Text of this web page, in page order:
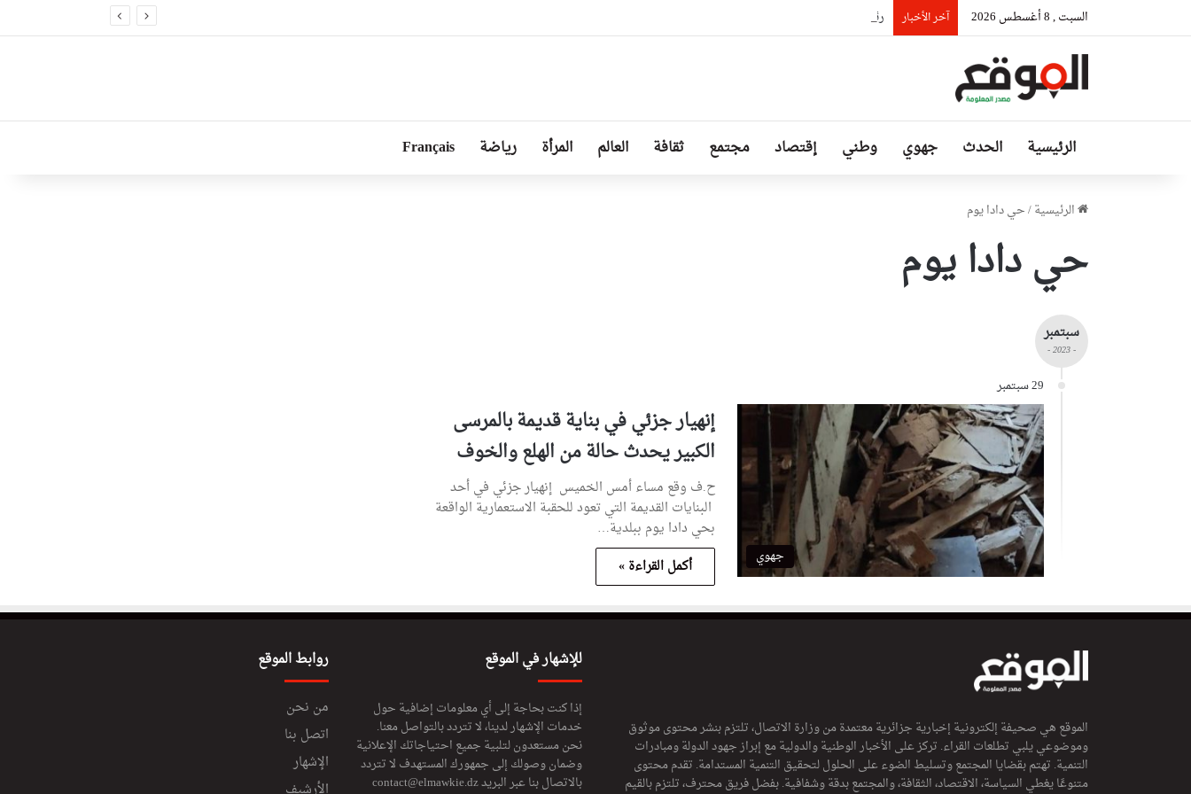
السبت , 8 أغسطس 2026 آخر الأخبار رئيس حكومة مالي: لا توجد أزمة مع الجزائر وهناك تقارب تام في وجهات النظر مع الرئيس تبون
الرئيسية الحدث جهوي وطني إقتصاد مجتمع ثقافة العالم المرأة رياضة Français
الرئيسية/حي دادا يوم
حي دادا يوم
سبتمبر
- 2023 -
29 سبتمبر
جهوي
إنهيار جزئي في بناية قديمة بالمرسى
الكبير يحدث حالة من الهلع والخوف
ح.ف وقع مساء أمس الخميس إنهيار جزئي في أحد
البنايات القديمة التي تعود للحقبة الاستعمارية الواقعة
بحي دادا يوم ببلدية…
أكمل القراءة »
الموقع هي صحيفة إلكترونية إخبارية جزائرية معتمدة من وزارة الاتصال، تلتزم بنشر محتوى موثوق
وموضوعي يلبي تطلعات القراء. تركز على الأخبار الوطنية والدولية مع إبراز جهود الدولة ومبادرات
التنمية. تهتم بقضايا المجتمع وتسليط الضوء على الحلول لتحقيق التنمية المستدامة. تقدم محتوى
متنوعًا يغطي السياسة، الاقتصاد، الثقافة، والمجتمع بدقة وشفافية. بفضل فريق محترف، تلتزم بالقيم
للإشهار في الموقع
إذا كنت بحاجة إلى أي معلومات إضافية حول
خدمات الإشهار لدينا، لا تتردد بالتواصل معنا.
نحن مستعدون لتلبية جميع احتياجاتك الإعلانية
وضمان وصولك إلى جمهورك المستهدف لا تتردد
بالاتصال بنا عبر البريدcontact@elmawkie.dz
روابط الموقع
من نحن
اتصل بنا
الإشهار